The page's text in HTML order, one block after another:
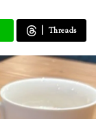
Threads